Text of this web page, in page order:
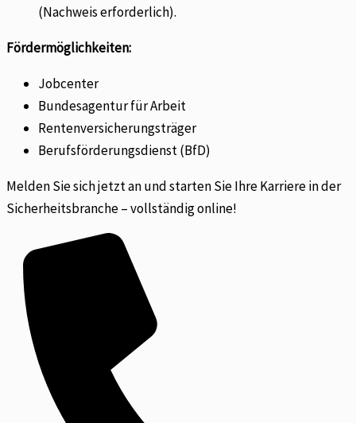
(Nachweis erforderlich).
Fördermöglichkeiten:
Jobcenter
Bundesagentur für Arbeit
Rentenversicherungsträger
Berufsförderungsdienst (BfD)
Melden Sie sich jetzt an und starten Sie Ihre Karriere in der
Sicherheitsbranche – vollständig online!